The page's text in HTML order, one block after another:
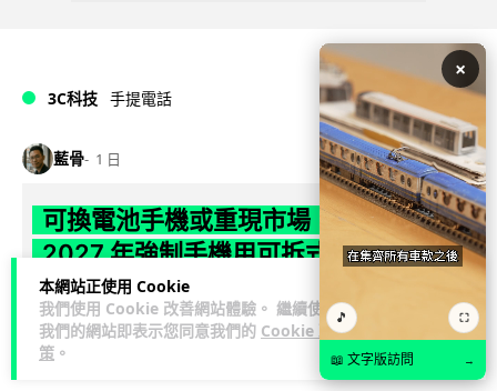
本網站正使用 Cookie
我們使用 Cookie 改善網站體驗。 繼續使用
我們的網站即表示您同意我們的 Cookie 政
策 。
3C科技 手提電話
藍骨 1 日
可換電池手機或重現市場 歐盟新例
2027 年強制手機用可拆式電池
歐盟新例將於 2027 年 2 月 18 日生效，規定手機及平板電腦電
池須可由用戶自行拆換，目標是延長裝置壽命及減少電子垃
圾。現時 Sams...
×
🎵 ⛶
📖 文字版訪問 →